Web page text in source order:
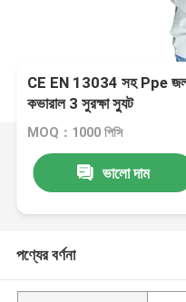
CE EN 13034 সহ Ppe
কভারাল 3 সুরক্ষা স্যুট
MOQ：1000 পিসি
ভালো দাম
পণ্যের বর্ণনা